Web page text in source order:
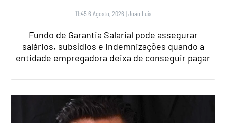
11:45 6 Agosto, 2026 |João Luís
Fundo de Garantia Salarial pode assegurar
salários, subsídios e indemnizações quando a
entidade empregadora deixa de conseguir pagar